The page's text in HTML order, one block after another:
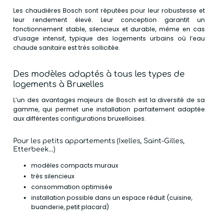
Les chaudières Bosch sont réputées pour leur robustesse et
leur rendement élevé. Leur conception garantit un
fonctionnement stable, silencieux et durable, même en cas
d’usage intensif, typique des logements urbains où l’eau
chaude sanitaire est très sollicitée.
Des modèles adaptés à tous les types de
logements à Bruxelles
L’un des avantages majeurs de Bosch est la diversité de sa
gamme, qui permet une installation parfaitement adaptée
aux différentes configurations bruxelloises.
Pour les petits appartements(Ixelles, Saint-Gilles,
Etterbeek…)
modèles compacts muraux
très silencieux
consommation optimisée
installation possible dans un espace réduit (cuisine,
buanderie, petit placard)